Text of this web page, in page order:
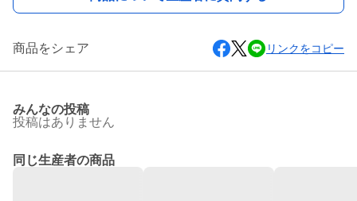
商品をシェア リンクをコピー
みんなの投稿
投稿はありません
同じ生産者の商品